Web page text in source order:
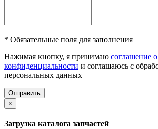
* Обязательные поля для заполнения
Нажимая кнопку, я принимаю соглашение о
конфиденциальности и соглашаюсь с
персональных данных
Отправить
×
Загрузка каталога запчастей